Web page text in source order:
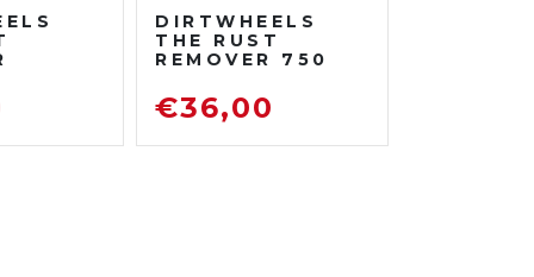
DIRTWHEELS
THE RUST
REMOVER 750
DISOSSIDANTE
RIMUOVI
€36,00